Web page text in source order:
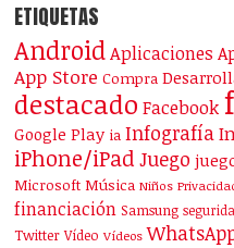
ETIQUETAS
Android Aplicaciones
App Store Compra
destacado Facebook
Google Play ia Infografía
iPhone/iPad Juego
Microsoft Música Niños
financiación Samsung
Twitter Vídeo Vídeos